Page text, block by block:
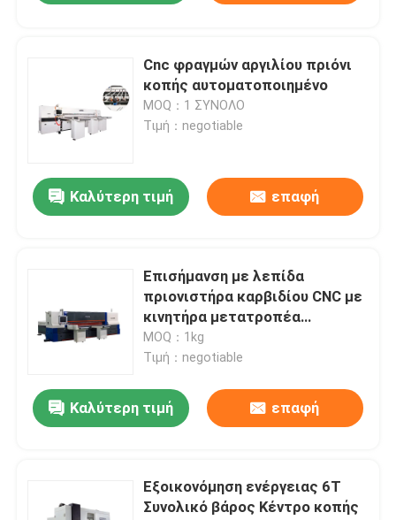
Cnc φραγμών αργιλίου πριόνι
κοπής αυτοματοποιημένο
MOQ：1 ΣΥΝΟΛΟ
Τιμή：negotiable
Καλύτερη τιμή επαφή
Επισήμανση με λεπίδα
πριονιστήρα καρβιδίου CNC με
κινητήρα μετατροπέα
εξοικονόμησης ενέργειας
MOQ：1kg
Τιμή：negotiable
Καλύτερη τιμή επαφή
Εξοικονόμηση ενέργειας 6T
Συνολικό βάρος Κέντρο κοπής